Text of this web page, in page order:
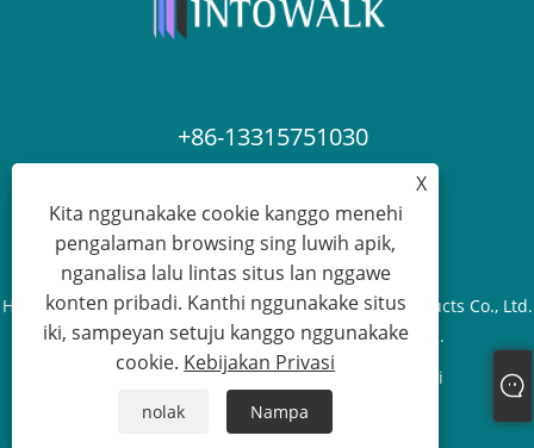
+86-13315751030
Hak Cipta © 2023 Cangzhou Yuanbenheng Glass Products Co., Ltd.
- Kabeh Hak dilindhungi undhang-undhang.
Sitemap RSS XML Kebijakan Privasi
X
Kita nggunakake cookie kanggo menehi
pengalaman browsing sing luwih apik,
nganalisa lalu lintas situs lan nggawe
konten pribadi. Kanthi nggunakake situs
iki, sampeyan setuju kanggo nggunakake
cookie. Kebijakan Privasi
nolak Nampa